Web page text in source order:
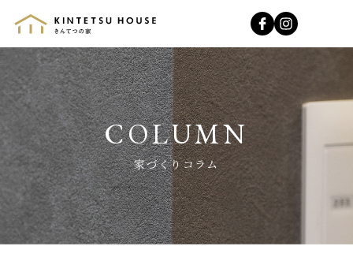
きんてつの家
家づくりコラム